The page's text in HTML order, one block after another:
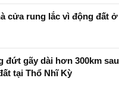
cửa rung lắc vì động đất ở
đứt gãy dài hơn 300km sau
tại Thổ Nhĩ Kỳ